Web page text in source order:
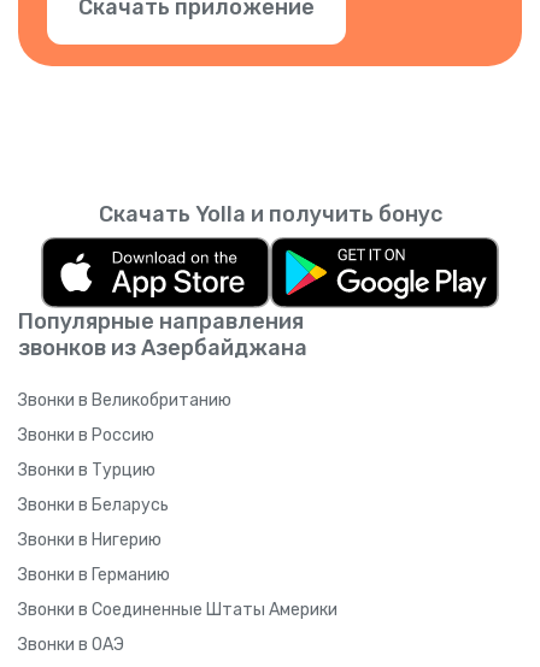
Скачать приложение
Популярные направления
звонков из Азербайджана
Звонки в Великобританию
Звонки в Россию
Звонки в Турцию
Звонки в Беларусь
Звонки в Нигерию
Звонки в Германию
Звонки в Соединенные Штаты Америки
Звонки в ОАЭ
Скачать Yolla и получить бонус